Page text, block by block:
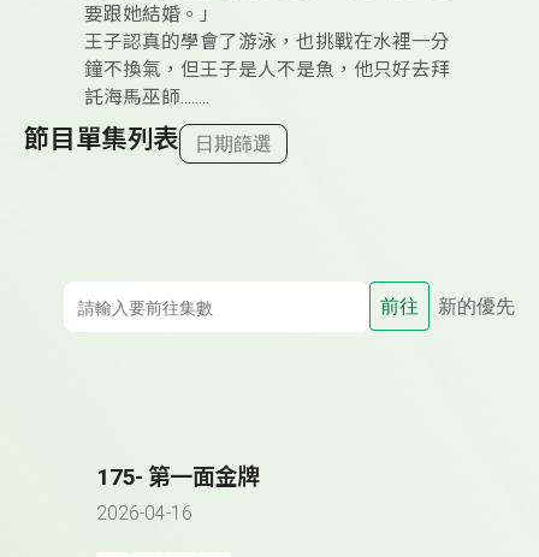
要跟她結婚。」
王子認真的學會了游泳，也挑戰在水裡一分
鐘不換氣，但王子是人不是魚，他只好去拜
託海馬巫師........
節目單集列表 日期篩選
前往 新的優先
175- 第一面金牌
2026-04-16